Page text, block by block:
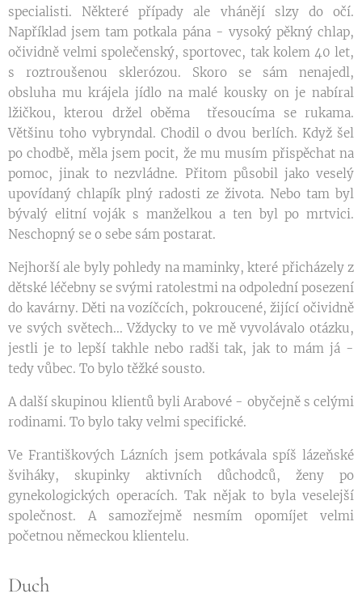
specialisti. Některé případy ale vhánějí slzy do očí.
Například jsem tam potkala pána - vysoký pěkný chlap,
očividně velmi společenský, sportovec, tak kolem 40 let,
s roztroušenou sklerózou. Skoro se sám nenajedl,
obsluha mu krájela jídlo na malé kousky on je nabíral
lžičkou, kterou držel oběma třesoucíma se rukama.
Většinu toho vybryndal. Chodil o dvou berlích. Když šel
po chodbě, měla jsem pocit, že mu musím přispěchat na
pomoc, jinak to nezvládne. Přitom působil jako veselý
upovídaný chlapík plný radosti ze života. Nebo tam byl
bývalý elitní voják s manželkou a ten byl po mrtvici.
Neschopný se o sebe sám postarat.
Nejhorší ale byly pohledy na maminky, které přicházely z
dětské léčebny se svými ratolestmi na odpolední posezení
do kavárny. Děti na vozíčcích, pokroucené, žijící očividně
ve svých světech... Vždycky to ve mě vyvolávalo otázku,
jestli je to lepší takhle nebo radši tak, jak to mám já -
tedy vůbec. To bylo těžké sousto.
A další skupinou klientů byli Arabové - obyčejně s celými
rodinami. To bylo taky velmi specifické.
Ve Františkových Lázních jsem potkávala spíš lázeňské
šviháky, skupinky aktivních důchodců, ženy po
gynekologických operacích. Tak nějak to byla veselejší
společnost. A samozřejmě nesmím opomíjet velmi
početnou německou klientelu.
Duch